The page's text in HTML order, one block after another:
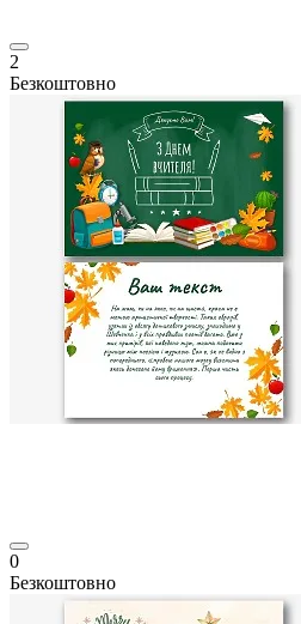
2
Безкоштовно
0
Безкоштовно